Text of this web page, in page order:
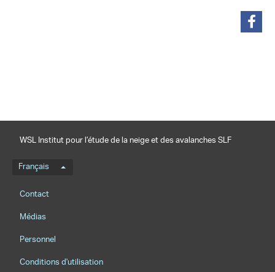
WSL Institut pour l’étude de la neige et des avalanches SLF
Menu de langue
Français
Footernavigation
Contact
Médias
Personnel
Conditions d'utilisation